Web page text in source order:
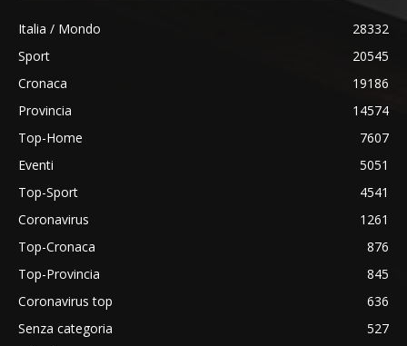
Italia / Mondo
28332
Sport
20545
Cronaca
19186
Provincia
14574
Top-Home
7607
Eventi
5051
Top-Sport
4541
Coronavirus
1261
Top-Cronaca
876
Top-Provincia
845
Coronavirus top
636
Senza categoria
527